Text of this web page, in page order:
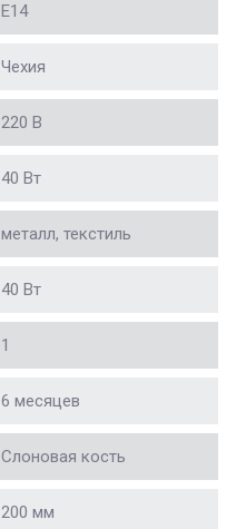
Е14
Чехия
220 В
40 Вт
металл, текстиль
40 Вт
1
6 месяцев
Слоновая кость
200 мм